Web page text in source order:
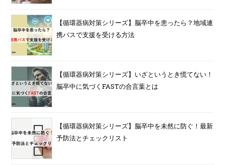
【循環器病対策シリーズ】脳卒中を患ったら？地域連
携パスで支援を受ける方法
【循環器病対策シリーズ】いざというとき慌てない！
脳卒中に気づくFASTの合言葉とは
【循環器病対策シリーズ】脳卒中を未然に防ぐ！最新
予防法とチェックリスト